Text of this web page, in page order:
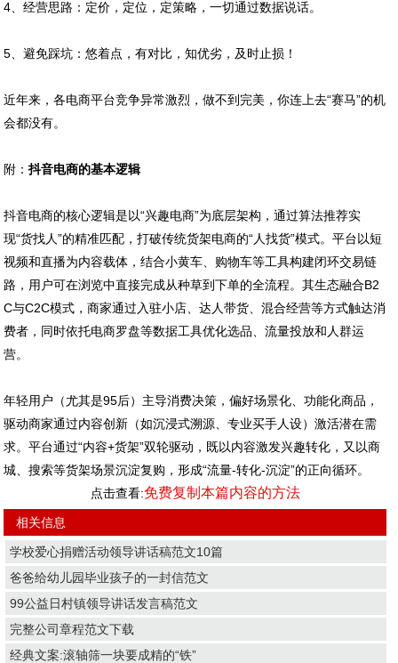
4、经营思路：定价，定位，定策略，一切通过数据说话。
5、避免踩坑：悠着点，有对比，知优劣，及时止损！
近年来，各电商平台竞争异常激烈，做不到完美，你连上去“赛马”的机
会都没有。
附：抖音电商的基本逻辑
抖音电商的核心逻辑是以“兴趣电商”为底层架构，通过算法推荐实
现“货找人”的精准匹配，打破传统货架电商的“人找货”模式。平台以短
视频和直播为内容载体，结合小黄车、购物车等工具构建闭环交易链
路，用户可在浏览中直接完成从种草到下单的全流程。其生态融合B2
C与C2C模式，商家通过入驻小店、达人带货、混合经营等方式触达消
费者，同时依托电商罗盘等数据工具优化选品、流量投放和人群运
营。
年轻用户（尤其是95后）主导消费决策，偏好场景化、功能化商品，
驱动商家通过内容创新（如沉浸式溯源、专业买手人设）激活潜在需
求。平台通过“内容+货架”双轮驱动，既以内容激发兴趣转化，又以商
城、搜索等货架场景沉淀复购，形成“流量-转化-沉淀”的正向循环。
点击查看:免费复制本篇内容的方法
相关信息
学校爱心捐赠活动领导讲话稿范文10篇
爸爸给幼儿园毕业孩子的一封信范文
99公益日村镇领导讲话发言稿范文
完整公司章程范文下载
经典文案:滚轴筛一块要成精的“铁”